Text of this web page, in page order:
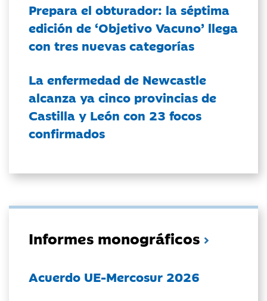
Prepara el obturador: la séptima
edición de ‘Objetivo Vacuno’ llega
con tres nuevas categorías
La enfermedad de Newcastle
alcanza ya cinco provincias de
Castilla y León con 23 focos
confirmados
Informes monográficos
Acuerdo UE-Mercosur 2026